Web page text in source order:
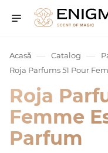
Acasă — Catalog —
Roja Parfums 51 Pour
Roja
Femme
Parfum